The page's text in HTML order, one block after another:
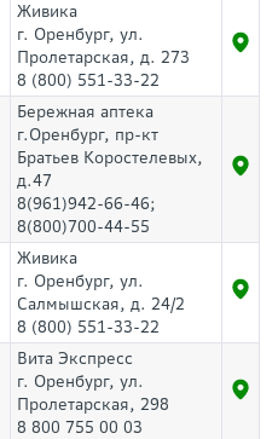
Живика
г. Оренбург, ул.
Пролетарская, д. 273
8 (800) 551-33-22
Бережная аптека
г.Оренбург, пр-кт
Братьев Коростелевых,
д.47
8(961)942-66-46;
8(800)700-44-55
Живика
г. Оренбург, ул.
Салмышская, д. 24/2
8 (800) 551-33-22
Вита Экспресс
г. Оренбург, ул.
Пролетарская, 298
8 800 755 00 03